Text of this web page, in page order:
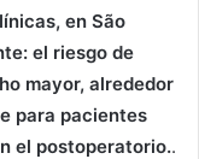
en São
el riesgo de
mayor, alrededor
para pacientes
el postoperatorio..